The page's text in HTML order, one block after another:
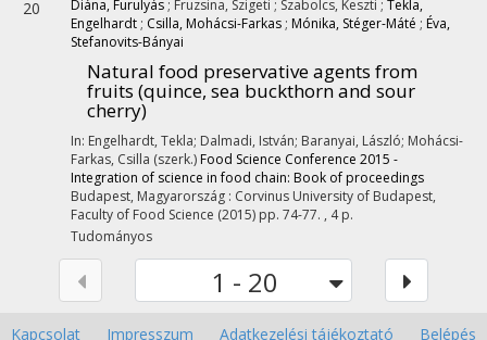
20 Diána, Furulyás ; Fruzsina, Szigeti ; Szabolcs, Keszti ; Tekla,
Engelhardt ; Csilla, Mohácsi-Farkas ; Mónika, Stéger-Máté ; Éva,
Stefanovits-Bányai
Natural food preservative agents from
fruits (quince, sea buckthorn and sour
cherry)
In: Engelhardt, Tekla; Dalmadi, István; Baranyai, László; Mohácsi-
Farkas, Csilla (szerk.) Food Science Conference 2015 -
Integration of science in food chain: Book of proceedings
Budapest, Magyarország : Corvinus University of Budapest,
Faculty of Food Science (2015) pp. 74-77. , 4 p.
Tudományos
1 - 20
Kapcsolat Impresszum Adatkezelési tájékoztató Belépés